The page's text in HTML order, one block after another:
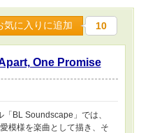
気に入りに追加 10
One Promise
BL Soundscape」では、
模様を楽曲として描き、そ